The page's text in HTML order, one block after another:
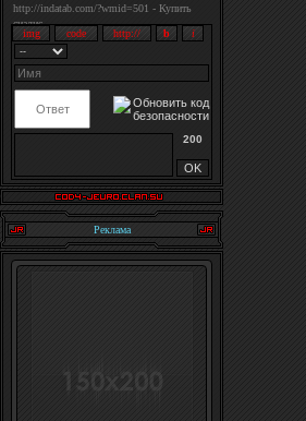
200
Реклама